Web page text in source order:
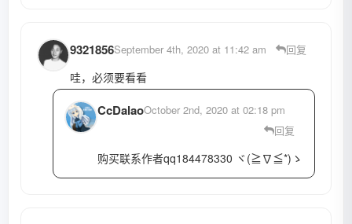
9321856September 4th, 2020 at 11:42 am 回复
哇，必须要看看
CcDalaoOctober 2nd, 2020 at 02:18 pm
回复
购买联系作者qq184478330 ヾ(≧∇≦*)ゝ